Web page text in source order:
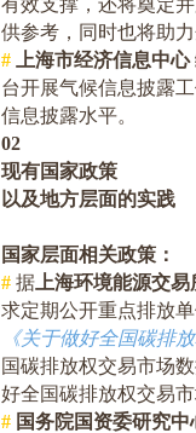
有效支撑，还将奠定
供参考，同时也将助
#
上海市经济信息中
台开展气候信息披露
信息披露水平。
02
现有国家政策
以及地方层面的实践
国家层面相关政策：
# 据上海环境能源交易
求定期公开重点排放
《关于做好全国碳排
国碳排放权交易市场
好全国碳排放权交易
# 国务院国资委研究